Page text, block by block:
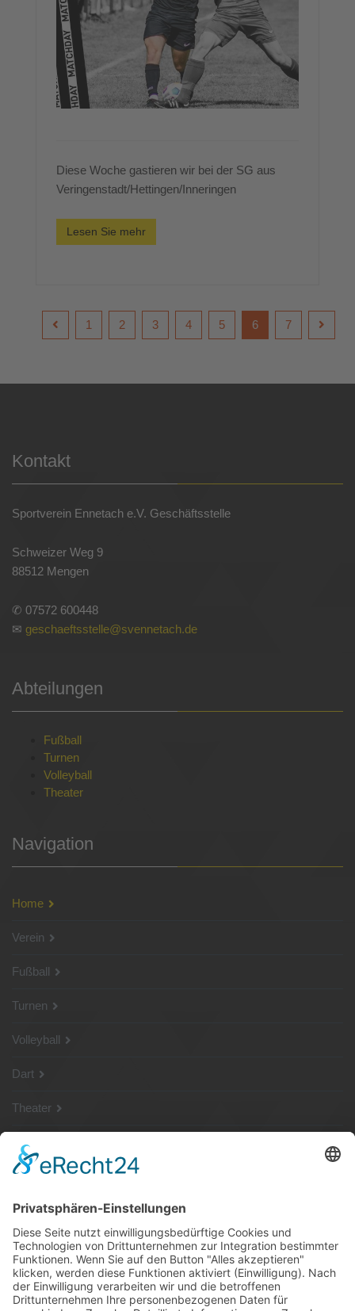
Diese Woche gastieren wir bei der SG aus
Veringenstadt/Hettingen/Inneringen
Lesen Sie mehr
1 2 3 4 5 6 7
Kontakt
Sportverein Ennetach e.V. Geschäftsstelle
Schweizer Weg 9
88512 Mengen
✆ 07572 600448
✉ geschaeftsstelle@svennetach.de
Abteilungen
Fußball
Turnen
Volleyball
Theater
Navigation
Home
Verein
Fußball
Turnen
Volleyball
Dart
Theater
SG Shop
Sponsoren
Kontakt
Social Media